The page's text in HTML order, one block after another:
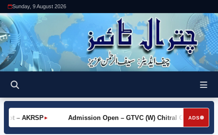
Sunday, 9 August 2026
ADS
►
– AKRSP ►
Admission Open – GTVC (W) Chitral City